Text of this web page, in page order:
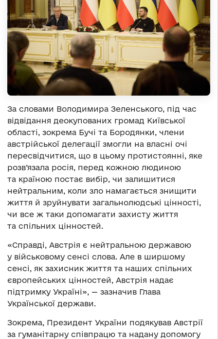
За словами Володимира Зеленського, під час
відвідання деокупованих громад Київської
області, зокрема Бучі та Бородянки, члени
австрійської делегації змогли на власні очі
пересвідчитися, що в цьому протистоянні, яке
розв’язала росія, перед кожною людиною
та країною постає вибір, чи залишитися
нейтральним, коли зло намагається знищити
життя й зруйнувати загальнолюдські цінності,
чи все ж таки допомагати захисту життя
та спільних цінностей.
«Справді, Австрія є нейтральною державою
у військовому сенсі слова. Але в ширшому
сенсі, як захисник життя та наших спільних
європейських цінностей, Австрія надає
підтримку Україні», — зазначив Глава
Української держави.
Зокрема, Президент України подякував Австрії
за гуманітарну співпрацю та надану допомогу